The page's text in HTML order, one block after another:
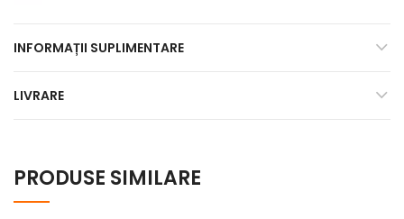
INFORMAȚII SUPLIMENTARE
LIVRARE
PRODUSE SIMILARE